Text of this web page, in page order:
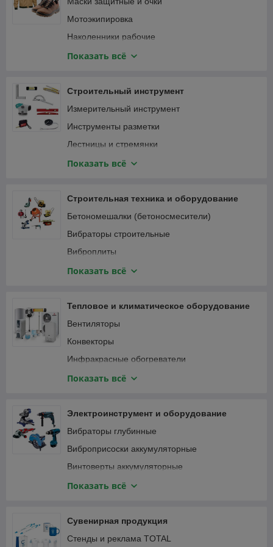
Мотоэкипировка
Наколенники рабочие
Наушники
Привязь страховочная
Спецодежда
Показать всё
Строительный инструмент
Измерительный инструмент
Инструменты разметки
Лестницы и стремянки
Зажимы
Монтажный инструмент
Мусоропровод
Наборы ручного инструмента
Паяльники, оловоотсосы
Пневматический инструмент
Столярно-слесарный инструмент
Показать всё
Строительная техника и оборудование
Бетономешалки (бетоносмесители)
Вибраторы строительные
Виброплиты
Виброрейки
Генераторы и электростанции
Затирочные машины
Компрессоры
Мотобуры и мотодрели
Мотопомпы
Пылесосы строительные
Сварочные аппараты
Станки
Трубогибы, арматурогибы
Швонарезчики
Показать всё
Тепловое и климатическое оборудование
Вентиляторы
Конвекторы
Инфракрасные обогреватели
Кондиционеры
Тепловые пушки
Терморегуляторы (термостаты)
Масляные радиаторы
Показать всё
Электроинструмент и оборудование
Вибраторы глубинные
Виброприсоски аккумуляторные
Винтоверты аккумуляторные
Гаечные ключи и трещотки аккумуляторные
Гвоздезабивные пистолеты, степлеры
Дрели
Показать всё
Сувенирная продукция
Стенды и реклама TOTAL